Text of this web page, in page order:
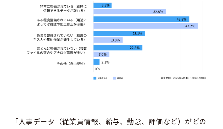
「人事データ（従業員情報、給与、勤怠、評価など）がどの